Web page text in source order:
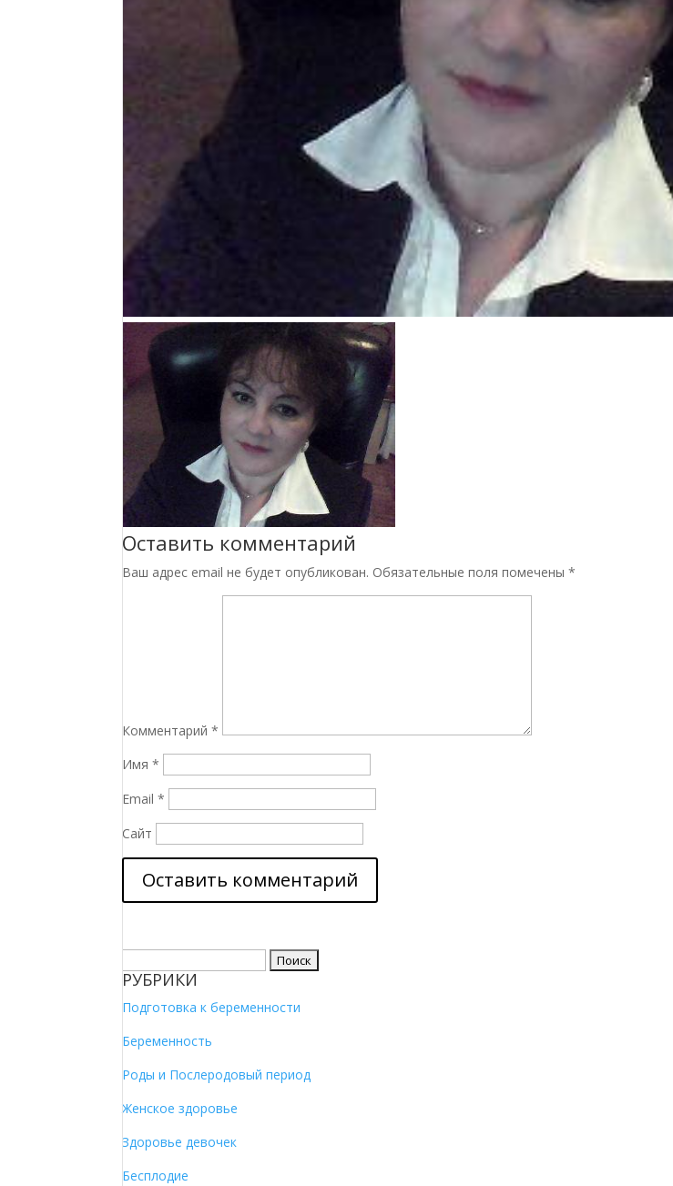
Оставить комментарий
Ваш адрес email не будет опубликован. Обязательные поля помечены*
Комментарий*
Имя*
Email*
Сайт
РУБРИКИ
Подготовка к беременности
Беременность
Роды и Послеродовый период
Женское здоровье
Здоровье девочек
Бесплодие